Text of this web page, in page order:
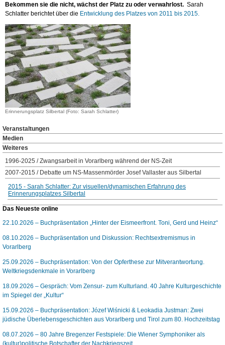
Bekommen sie die nicht, wächst der Platz zu oder verwahrlost. Sarah
Schlatter berichtet über die Entwicklung des Platzes von 2011 bis 2015.
Erinnerungsplatz Silbertal (Foto: Sarah Schlatter)
Veranstaltungen
Medien
Weiteres
1996-2025 / Zwangsarbeit in Vorarlberg während der NS-Zeit
2007-2015 / Debatte um NS-Massenmörder Josef Vallaster aus Silbertal
2015 - Sarah Schlatter: Zur visuellen/dynamischen Erfahrung des
Erinnerungsplatzes Silbertal
Das Neueste online
22.10.2026 – Buchpräsentation „Hinter der Eismeerfront. Toni, Gerd und Heinz“
08.10.2026 – Buchpräsentation und Diskussion: Rechtsextremismus in
Vorarlberg
25.09.2026 – Buchpräsentation: Von der Opferthese zur Mitverantwortung.
Weltkriegsdenkmale in Vorarlberg
18.09.2026 – Gespräch: Vom Zensur- zum Kulturland. 40 Jahre Kulturgeschichte
im Spiegel der „Kultur“
15.09.2026 – Buchpräsentation: Józef Wiśnicki & Leokadia Justman: Zwei
jüdische Überlebensgeschichten aus Vorarlberg und Tirol zum 80. Hochzeitstag
08.07.2026 – 80 Jahre Bregenzer Festspiele: Die Wiener Symphoniker als
(kultur)politische Botschafter der Nachkriegszeit